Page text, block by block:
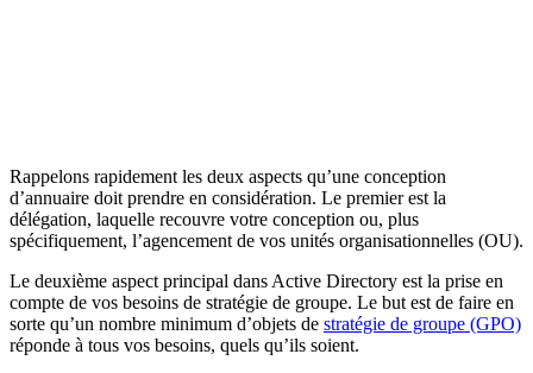
Rappelons rapidement les deux aspects qu’une conception
d’annuaire doit prendre en considération. Le premier est la
délégation, laquelle recouvre votre conception ou, plus
spécifiquement, l’agencement de vos unités organisationnelles (OU).
Le deuxième aspect principal dans Active Directory est la prise en
compte de vos besoins de stratégie de groupe. Le but est de faire en
sorte qu’un nombre minimum d’objets de stratégie de groupe (GPO)
réponde à tous vos besoins, quels qu’ils soient.